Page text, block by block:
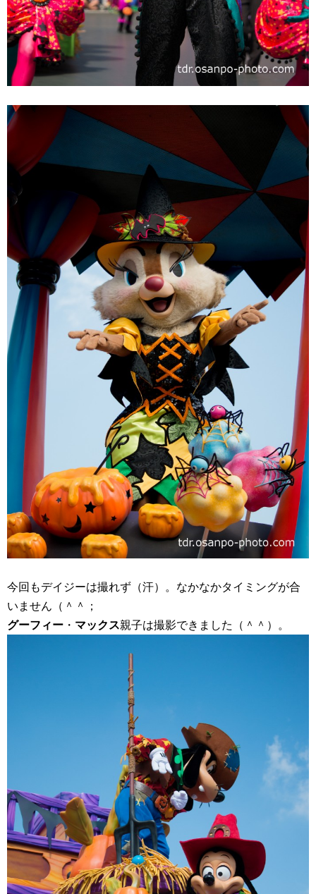
今回もデイジーは撮れず（汗）。なかなかタイミングが合
いません（＾＾；
グーフィー ・ マックス親子は撮影できました（＾＾）。